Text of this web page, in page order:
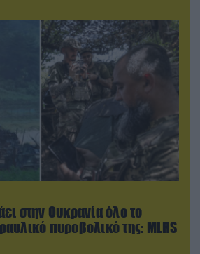
στην Ουκρανία όλο το
πυροβολικό της: MLRS